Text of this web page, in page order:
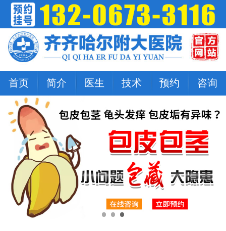
首页 简介 医生 技术 预约 咨询